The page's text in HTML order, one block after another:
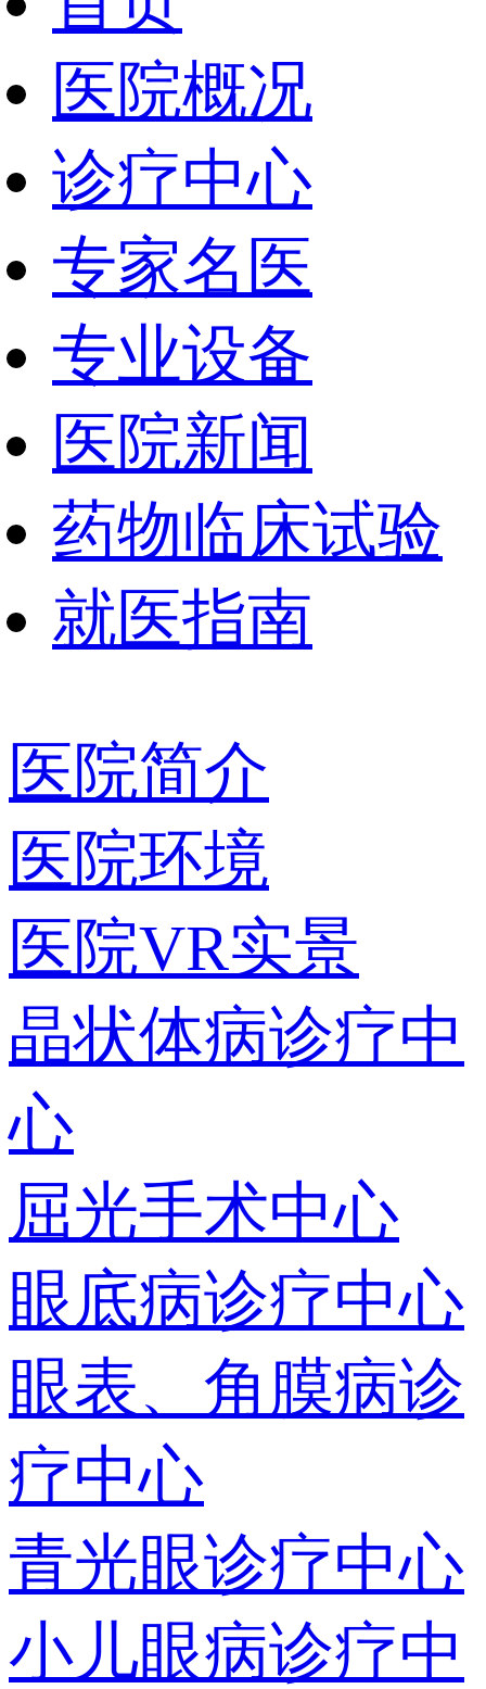
医院概况
诊疗中心
专家名医
专业设备
医院新闻
药物临床试验
就医指南
医院简介
医院环境
医院VR实景
晶状体病诊疗中
心
屈光手术中心
眼底病诊疗中心
眼表、角膜病诊
疗中心
青光眼诊疗中心
小儿眼病诊疗中